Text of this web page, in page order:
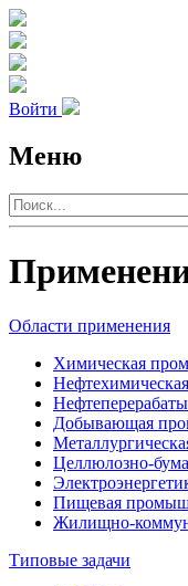
Войти
Меню
Области применения
Химическая
Добы­вающая
Целлюлозно-
Пищевая
Жилищно-
Типовые задачи